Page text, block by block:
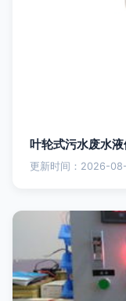
叶轮式污水废水
更新时间：2026-